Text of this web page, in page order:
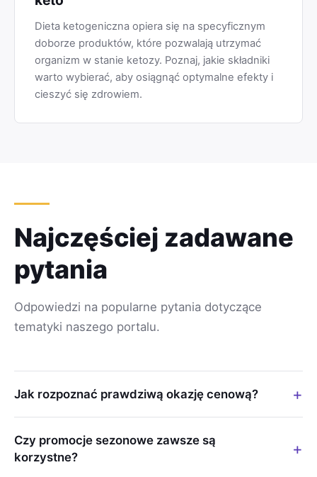
Dieta ketogeniczna opiera się na specyficznym
doborze produktów, które pozwalają utrzymać
organizm w stanie ketozy. Poznaj, jakie składniki
warto wybierać, aby osiągnąć optymalne efekty i
cieszyć się zdrowiem.
Najczęściej zadawane
pytania
Odpowiedzi na popularne pytania dotyczące
tematyki naszego portalu.
Jak rozpoznać prawdziwą okazję cenową?
historię cen danego produktu oraz korzystać z narzędzi
monitorujących promocje. Uważaj na sztucznie
Czy promocje sezonowe zawsze są
korzystne?